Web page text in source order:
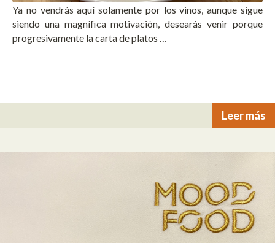
Ya no vendrás aquí solamente por los vinos, aunque sigue
siendo una magnífica motivación, desearás venir porque
progresivamente la carta de platos …
Leer más